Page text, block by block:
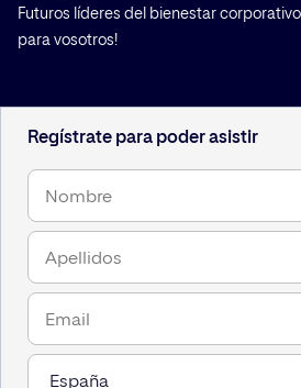
Futuros líderes del bienestar corporativo
para vosotros!
Regístrate para poder asistir